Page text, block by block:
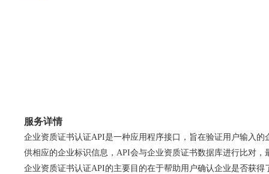
服务详情
企业资质证书认证API是一种应用程序接口，旨在验证用户输入
供相应的企业标识信息，API会与企业资质证书数据库进行比对
企业资质证书认证API的主要目的在于帮助用户确认企业是否获